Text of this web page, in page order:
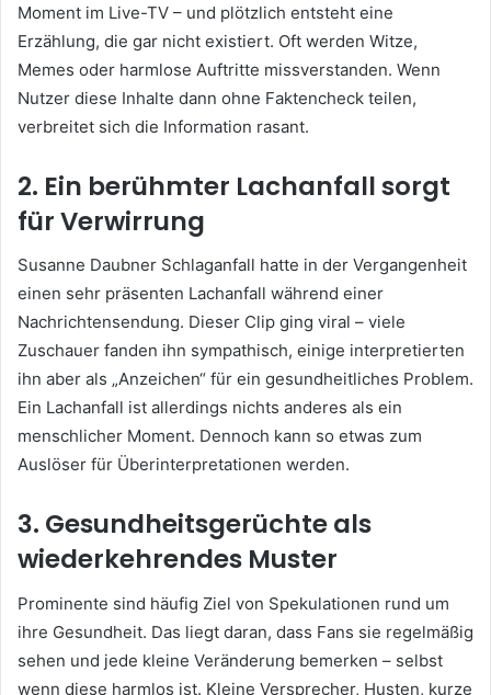
Moment im Live-TV – und plötzlich entsteht eine
Erzählung, die gar nicht existiert. Oft werden Witze,
Memes oder harmlose Auftritte missverstanden. Wenn
Nutzer diese Inhalte dann ohne Faktencheck teilen,
verbreitet sich die Information rasant.
2. Ein berühmter Lachanfall sorgt
für Verwirrung
Susanne Daubner Schlaganfall hatte in der Vergangenheit
einen sehr präsenten Lachanfall während einer
Nachrichtensendung. Dieser Clip ging viral – viele
Zuschauer fanden ihn sympathisch, einige interpretierten
ihn aber als „Anzeichen“ für ein gesundheitliches Problem.
Ein Lachanfall ist allerdings nichts anderes als ein
menschlicher Moment. Dennoch kann so etwas zum
Auslöser für Überinterpretationen werden.
3. Gesundheitsgerüchte als
wiederkehrendes Muster
Prominente sind häufig Ziel von Spekulationen rund um
ihre Gesundheit. Das liegt daran, dass Fans sie regelmäßig
sehen und jede kleine Veränderung bemerken – selbst
wenn diese harmlos ist. Kleine Versprecher, Husten, kurze